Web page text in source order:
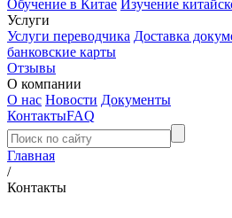
Обучение в Китае Изучение
Услуги
Услуги переводчика Доставка
банковские карты
Отзывы
О компании
О нас Новости Документы
КонтактыFAQ
Главная
/
Контакты